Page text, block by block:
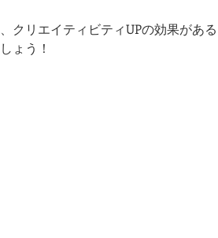
リエイティビティUPの効果がある
ょう！